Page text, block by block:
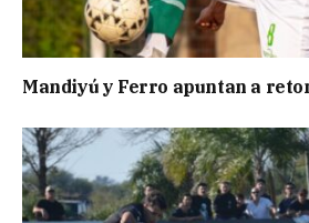
Mandiyú y Ferro apuntan a